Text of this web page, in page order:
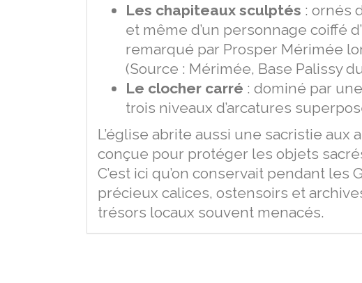
Les chapiteaux sculptés : ornés
et même d’un personnage coiffé
remarqué par Prosper Mérimée
(Source : Mérimée, Base Palissy
Le clocher carré : dominé par
trois niveaux d’arcatures
L’église abrite aussi une sacristie aux
conçue pour protéger les objets
C’est ici qu’on conservait pendant les
précieux calices, ostensoirs et
trésors locaux souvent menacés.